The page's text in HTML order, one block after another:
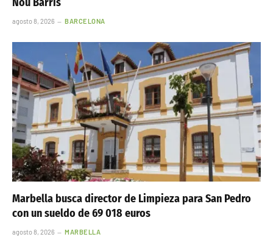
agosto 8, 2026 BARCELONA
Marbella busca director de Limpieza para San Pedro
con un sueldo de 69 018 euros
agosto 8, 2026 MARBELLA